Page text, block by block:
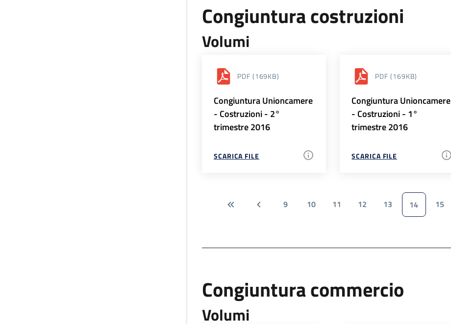
Congiuntura costruzioni
Volumi
PDF (169KB)
Congiuntura Unioncamere
- Costruzioni - 2°
trimestre 2016
SCARICA FILE
PDF (169KB)
Congiuntura Unioncamere
- Costruzioni - 1°
trimestre 2016
SCARICA FILE
9 10 11 12 13 14 15
Congiuntura commercio
Volumi